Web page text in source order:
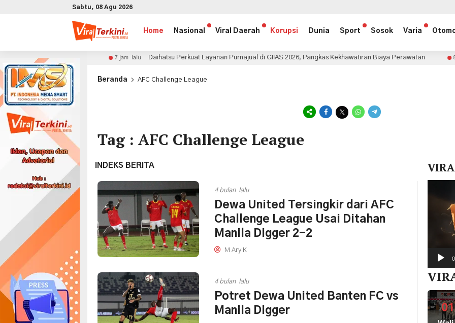
Sabtu, 08 Agu 2026
Home Nasional Viral Daerah Korupsi Dunia Sport Sosok Varia
Daihatsu Perkuat Layanan Purnajual di GIIAS 2026, Pangkas Kekhawatiran Biaya Perawatan 8 jam lalu
Beranda AFC Challenge League
Tag : AFC Challenge League
INDEKS BERITA
4 bulan lalu
Dewa United Tersingkir dari AFC
Challenge League Usai Ditahan
Manila Digger 2-2
M Ary K
4 bulan lalu
Potret Dewa United Banten FC vs
Manila Digger
01